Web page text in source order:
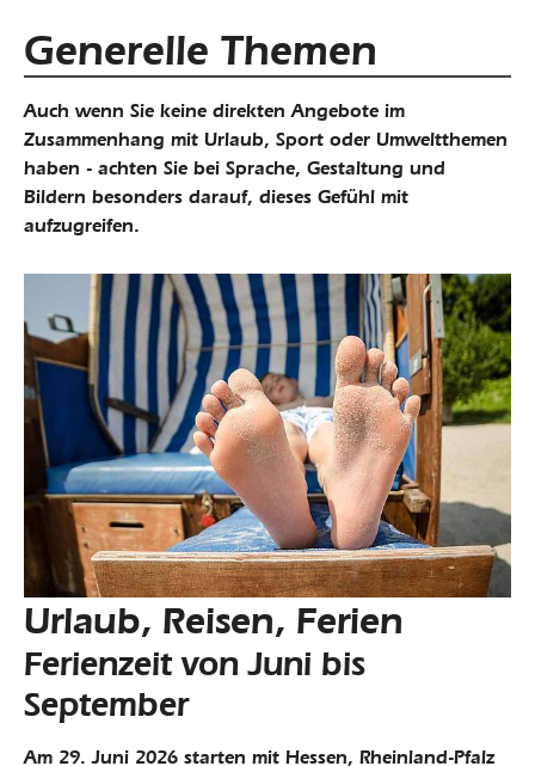
Generelle Themen
Auch wenn Sie keine direkten Angebote im
Zusammenhang mit Urlaub, Sport oder Umweltthemen
haben - achten Sie bei Sprache, Gestaltung und
Bildern besonders darauf, dieses Gefühl mit
aufzugreifen.
Urlaub, Reisen, Ferien
Ferienzeit von Juni bis
September
Am 29. Juni 2026 starten mit Hessen, Rheinland-Pfalz